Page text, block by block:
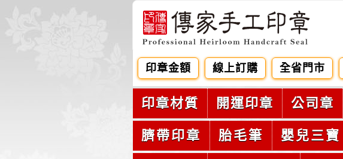
印章金額 線上訂購 全省門市
印章材質 開運印章 公司章
臍帶印章 胎毛筆 嬰兒三寶